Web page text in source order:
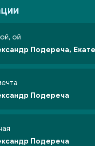
ой
Подереча,
Подереча
Подереча